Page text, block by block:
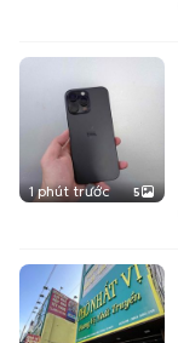
1 phút trước 5